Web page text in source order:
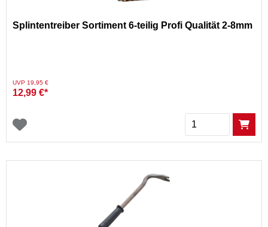
Splintentreiber Sortiment 6-teilig Profi Qualität 2-8mm
Preis reduziert von
UVP 19,95 €auf
12,99 €*
Menge